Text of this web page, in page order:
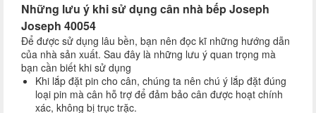
Những lưu ý khi sử dụng cân nhà bếp Joseph
Joseph 40054
Để được sử dụng lâu bền, bạn nên đọc kĩ những hướng dẫn
của nhà sản xuất. Sau đây là những lưu ý quan trọng mà
bạn cần biết khi sử dụng
Khi lắp đặt pin cho cân, chúng ta nên chú ý lắp đặt đúng
loại pin mà cân hỗ trợ để đảm bảo cân được hoạt chính
xác, không bị trục trặc.